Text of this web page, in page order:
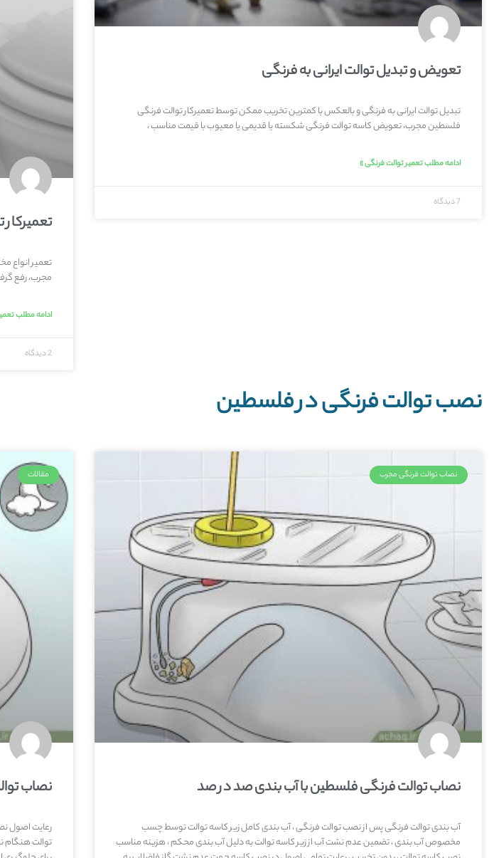
تعویض و تبدیل توالت ایرانی به فرنگی
تبدیل توالت ایرانی به فرنگی و بالعکس با کمترین تخریب ممکن توسط تعمیرکار توالت فرنگی
فلسطین مجرب، تعویض کاسه توالت فرنگی شکسته یا قدیمی یا معیوب با قیمت مناسب ،
ادامه مطلب تعمیر توالت فرنگی »
7 دیدگاه
تعمیر انواع
مجرب، رفع
ادامه مطلب
2 دیدگاه
نصب توالت فرنگی در فلسطین
نصاب توالت فرنگی مجرب
نصاب توالت فرنگی فلسطین با آب بندی صد در صد
آب بندی توالت فرنگی پس از نصب توالت فرنگی ، آب بندی کامل زیر کاسه توالت توسط چسب
مخصوص آب بندی ، تضمین عدم نشت آب از زیر کاسه توالت به دلیل آب بندی محکم ، هزینه مناسب
مقالات
نصاب
رعایت اصول
توالت هنگام